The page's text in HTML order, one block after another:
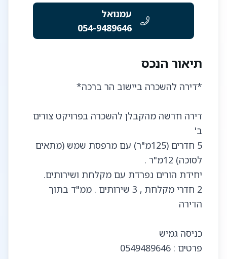
עמנואל
054-9489646
תיאור הנכס
דירה חדשה מהקבלן להשכרה בפרויקט צורים
5 חדרים (125מ"ר) עם מרפסת שמש (מתאים
2 חדרי מקלחת , 3 שירותים . ממ"ד בתוך
פרטים : 0549489646